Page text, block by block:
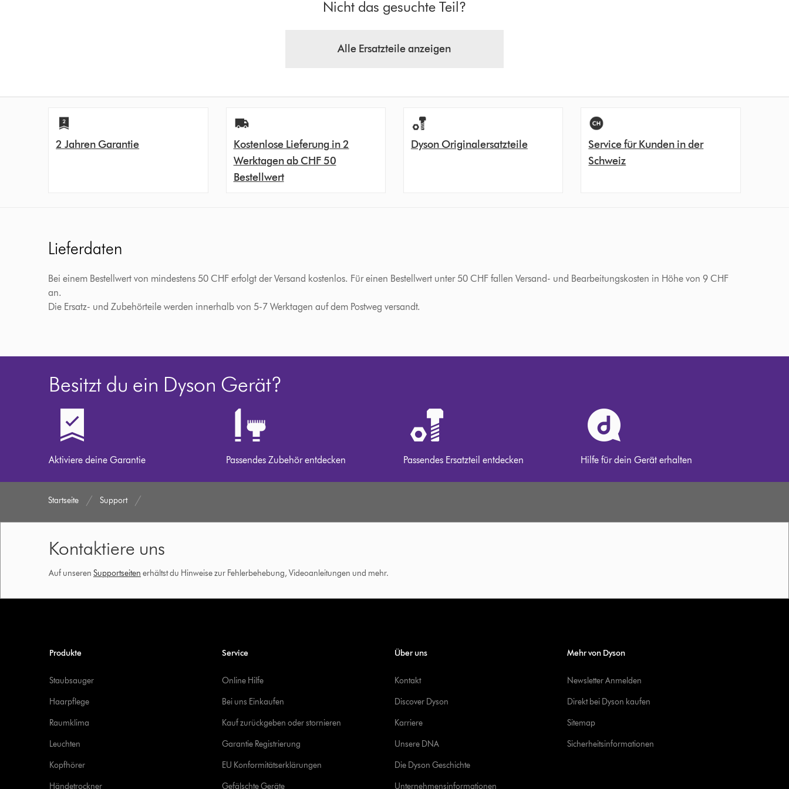
Nicht das gesuchte Teil?
Alle Ersatzteile anzeigen
2 Jahren Garantie
Kostenlose Lieferung in 2
Werktagen ab CHF 50
Bestellwert
Dyson Originalersatzteile
Service für Kunden in der
Schweiz
Lieferdaten
Bei einem Bestellwert von mindestens 50 CHF erfolgt der Versand kostenlos. Für einen Bestellwert unter 50 CHF fallen Versand- und Bearbeitungskosten in Höhe von 9 CHF
an.
Die Ersatz- und Zubehörteile werden innerhalb von 5-7 Werktagen auf dem Postweg versandt.
Besitzt du ein Dyson Gerät?
Aktiviere deine Garantie Passendes Zubehör entdecken Passendes Ersatzteil entdecken Hilfe für dein Gerät erhalten
Startseite Support
Kontaktiere uns
Auf unseren Supportseiten erhältst du Hinweise zur Fehlerbehebung, Videoanleitungen und mehr.
Produkte
Staubsauger
Haarpflege
Raumklima
Leuchten
Kopfhörer
Händetrockner
Service
Online Hilfe
Bei uns Einkaufen
Kauf zurückgeben oder stornieren
Garantie Registrierung
EU Konformitätserklärungen
Gefälschte Geräte
Über uns
Kontakt
Discover Dyson
Karriere
Unsere DNA
Die Dyson Geschichte
Unternehmensinformationen
Mehr von Dyson
Newsletter Anmelden
Direkt bei Dyson kaufen
Sitemap
Sicherheitsinformationen